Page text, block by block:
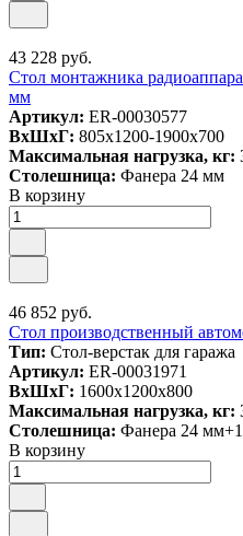
43 228 руб.
Стол монтажника
мм
Артикул: ER-00030577
ВxШxГ: 805x1200-1900x700
Максимальная нагрузка, кг:
Столешница: Фанера 24 мм
В корзину
46 852 руб.
Стол производственный
Тип: Стол-верстак для гаража
Артикул: ER-00031971
ВxШxГ: 1600x1200x800
Максимальная нагрузка, кг:
Столешница: Фанера 24
В корзину